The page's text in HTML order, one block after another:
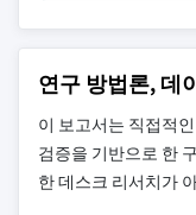
연구 방법론, 데
이 보고서는 직접적
검증을 기반으로 한
한 데스크 리서치가